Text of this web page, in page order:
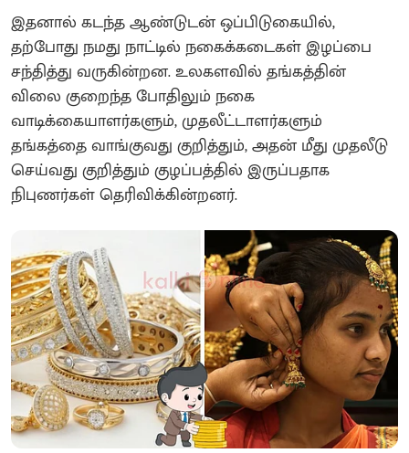
இதனால் கடந்த ஆண்டுடன் ஒப்பிடுகையில்,
தற்போது நமது நாட்டில் நகைக்கடைகள் இழப்பை
சந்தித்து வருகின்றன. உலகளவில் தங்கத்தின்
விலை குறைந்த போதிலும் நகை
வாடிக்கையாளர்களும், முதலீட்டாளர்களும்
தங்கத்தை வாங்குவது குறித்தும், அதன் மீது முதலீடு
செய்வது குறித்தும் குழப்பத்தில் இருப்பதாக
நிபுணர்கள் தெரிவிக்கின்றனர்.